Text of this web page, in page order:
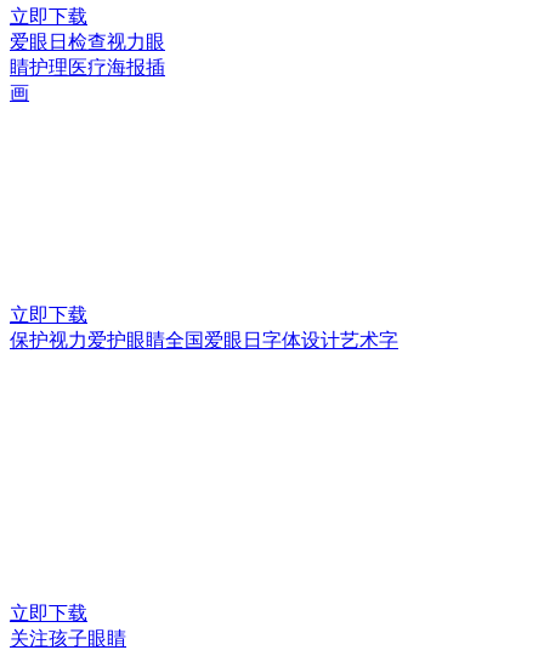
立即下载
爱眼日检查视力眼
睛护理医疗海报插
画
立即下载
保护视力爱护眼睛全国爱眼日字体设计艺术字
立即下载
关注孩子眼睛